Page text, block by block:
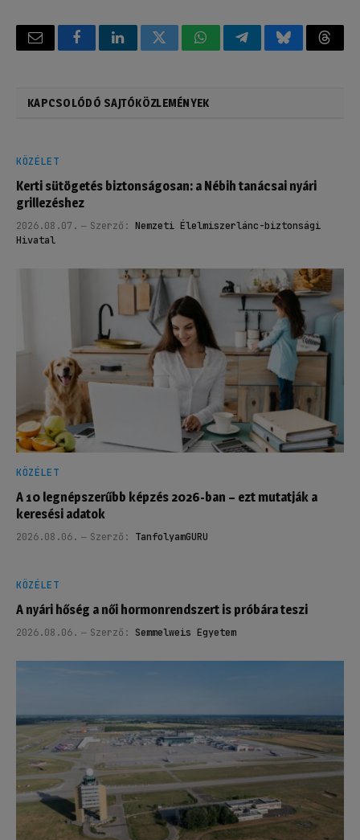
Email FacebookLinkedInTwitterWhatsAppTelegramBluesky
KAPCSOLÓDÓ SAJTÓKÖZLEMÉNYEK
KÖZÉLET
Kerti sütögetés biztonságosan: a Nébih tanácsai nyári
grillezéshez
2026.08.07. Szerző: Nemzeti Élelmiszerlánc-biztonsági
Hivatal
KÖZÉLET
A 10 legnépszerűbb képzés 2026-ban – ezt mutatják a
keresési adatok
2026.08.06. Szerző: TanfolyamGURU
KÖZÉLET
A nyári hőség a női hormonrendszert is próbára teszi
2026.08.06. Szerző: Semmelweis Egyetem